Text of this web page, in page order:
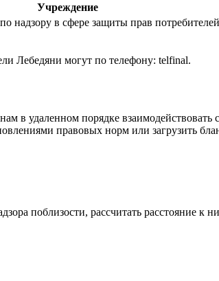
Учреждение
надзору в сфере защиты прав
Лебедяни могут по телефону: telfinal.
в удаленном порядке
правовых норм или загрузить
поблизости, рассчитать расстояние к